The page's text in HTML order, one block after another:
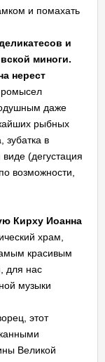
и помахать
и
миноги.
нерест
даже
рыбных
зубатка в
(дегустация
возможности,
Кирху Иоанна
храм,
красивым
для нас
музыки
этот
Великой